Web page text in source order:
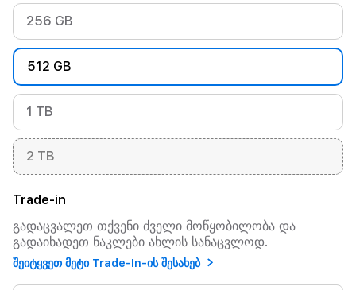
256 GB
512 GB
1 TB
2 TB
Trade-in
გადაცვალეთ თქვენი ძველი მოწყობილობა და
გადაიხადეთ ნაკლები ახლის სანაცვლოდ.
შეიტყვეთ მეტი Trade-In-ის შესახებ